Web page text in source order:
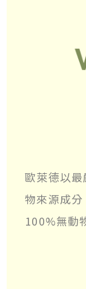
歐萊德以
物來源成
100%無動